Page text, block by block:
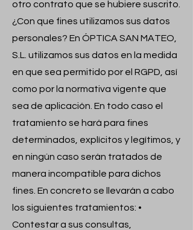
otro contrato que se hubiere suscrito.
¿Con que fines utilizamos sus datos
personales? En ÓPTICA SAN MATEO,
S.L. utilizamos sus datos en la medida
en que sea permitido por el RGPD, así
como por la normativa vigente que
sea de aplicación. En todo caso el
tratamiento se hará para fines
determinados, explícitos y legítimos, y
en ningún caso serán tratados de
manera incompatible para dichos
fines. En concreto se llevarán a cabo
los siguientes tratamientos: •
Contestar a sus consultas,